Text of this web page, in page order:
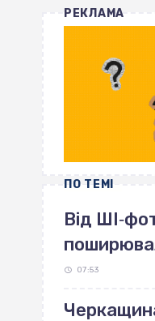
РЕКЛАМА
ПО ТЕМІ
Від
07:53